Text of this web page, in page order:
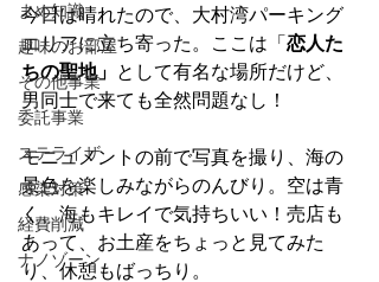
まめ知識
趣味のお部屋
その他事業
委託事業
ステライザ
感染対策
経費削減
ナノゾーン
今日は晴れたので、大村湾パーキング
エリアに立ち寄った。ここは「 恋人た
ちの聖地」 として有名な場所だけど、
男同士で来ても全然問題なし！
モニュメントの前で写真を撮り、海の
景色を楽しみながらのんびり。空は青
く、海もキレイで気持ちいい！売店も
あって、お土産をちょっと見てみた
り、休憩もばっちり。